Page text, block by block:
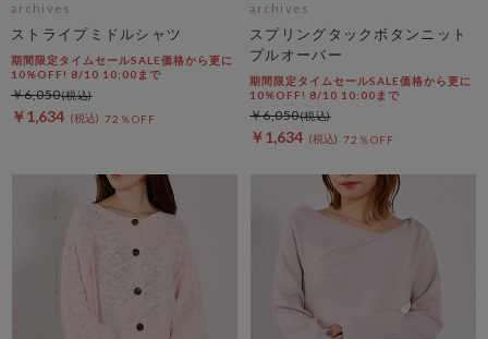
archives
ストライプミドルシャツ
期間限定タイムセールSALE価格から更に
10%OFF! 8/10 10:00まで
￥1,634 72％OFF
￥6,050
archives
スプリングタックボタンニット
プルオーバー
期間限定タイムセールSALE価格から更に
10%OFF! 8/10 10:00まで
￥1,634 72％OFF
￥6,050